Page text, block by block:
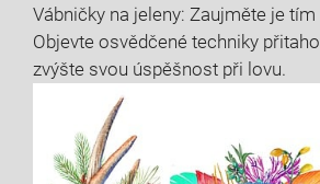
Vábničky na jeleny: Zaujměte je
Objevte osvědčené techniky
zvýšte svou úspěšnost při lovu.